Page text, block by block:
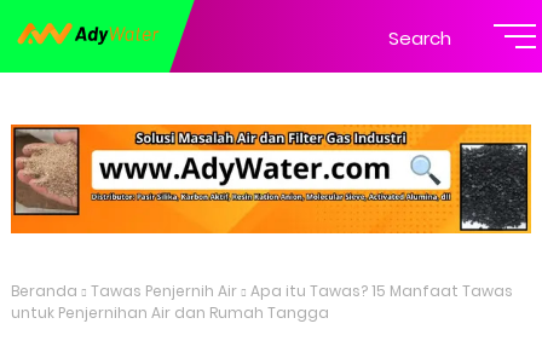
Search
Beranda Tawas Penjernih Air
Apa itu Tawas? 15 Manfaat Tawas
untuk Penjernihan Air dan Rumah Tangga